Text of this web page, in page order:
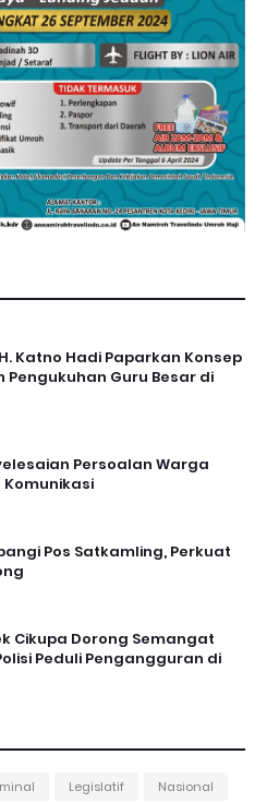
Katno Hadi Paparkan Konsep
Pengukuhan Guru Besar di
Persoalan Warga
Pos Satkamling, Perkuat
Cikupa Dorong Semangat
Peduli Pengangguran di
Legislatif Nasional